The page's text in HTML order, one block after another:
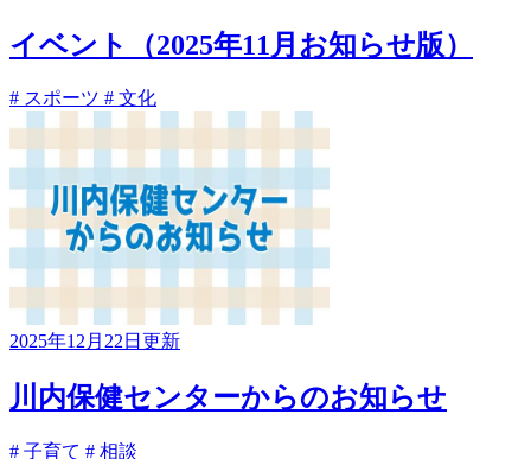
イベント（2025年11月お知らせ版）
# スポーツ # 文化
2025年12月22日更新
川内保健センターからのお知らせ
# 子育て # 相談